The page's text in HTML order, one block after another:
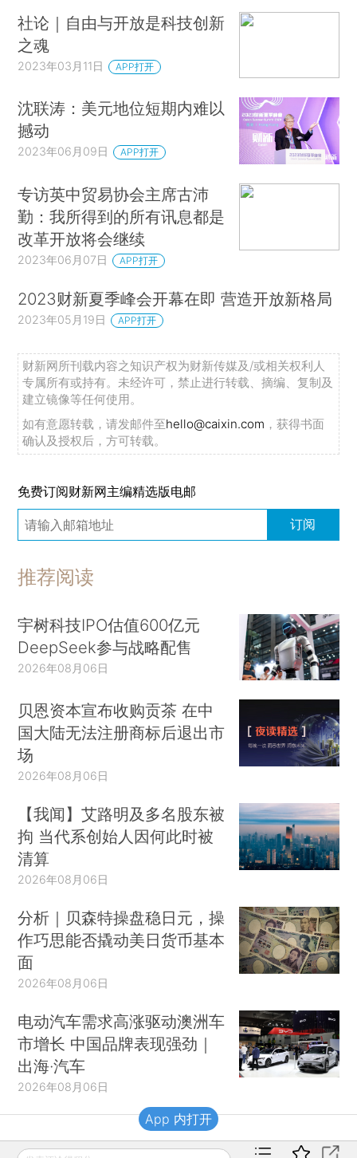
社论｜自由与开放是科技创新
之魂
2023年03月11日 APP打开
沈联涛：美元地位短期内难以
撼动
2023年06月09日 APP打开
专访英中贸易协会主席古沛
勤：我所得到的所有讯息都是
改革开放将会继续
2023年06月07日 APP打开
2023财新夏季峰会开幕在即 营造开放新格局
2023年05月19日 APP打开
财新网所刊载内容之知识产权为财新传媒及/或相关权利人
专属所有或持有。未经许可，禁止进行转载、摘编、复制及
建立镜像等任何使用。
如有意愿转载，请发邮件至hello@caixin.com ，获得书面
确认及授权后，方可转载。
免费订阅财新网主编精选版电邮
订阅
推荐阅读
宇树科技IPO估值600亿元
DeepSeek参与战略配售
2026年08月06日
贝恩资本宣布收购贡茶 在中
国大陆无法注册商标后退出市
场
2026年08月06日
【我闻】艾路明及多名股东被
拘 当代系创始人因何此时被
清算
2026年08月06日
分析｜贝森特操盘稳日元，操
作巧思能否撬动美日货币基本
面
2026年08月06日
电动汽车需求高涨驱动澳洲车
市增长 中国品牌表现强劲｜
出海·汽车
2026年08月06日
财新移动
App 内打开